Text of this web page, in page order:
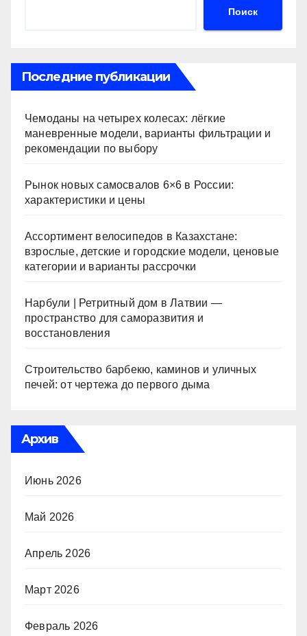
Поиск
Последние публикации
Чемоданы на четырех колесах: лёгкие
маневренные модели, варианты фильтрации и
рекомендации по выбору
Рынок новых самосвалов 6×6 в России:
характеристики и цены
Ассортимент велосипедов в Казахстане:
взрослые, детские и городские модели, ценовые
категории и варианты рассрочки
Нарбули | Ретритный дом в Латвии —
пространство для саморазвития и
восстановления
Строительство барбекю, каминов и уличных
печей: от чертежа до первого дыма
Архив
Июнь 2026
Май 2026
Апрель 2026
Март 2026
Февраль 2026